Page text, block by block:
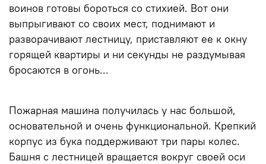
воинов готовы бороться со стихией. Вот они
выпрыгивают со своих мест, поднимают и
разворачивают лестницу, приставляют ее к окну
горящей квартиры и ни секунды не раздумывая
бросаются в огонь...
Пожарная машина получилась у нас большой,
основательной и очень функциональной. Крепкий
корпус из бука поддерживают три пары колес.
Башня с лестницей вращается вокруг своей оси